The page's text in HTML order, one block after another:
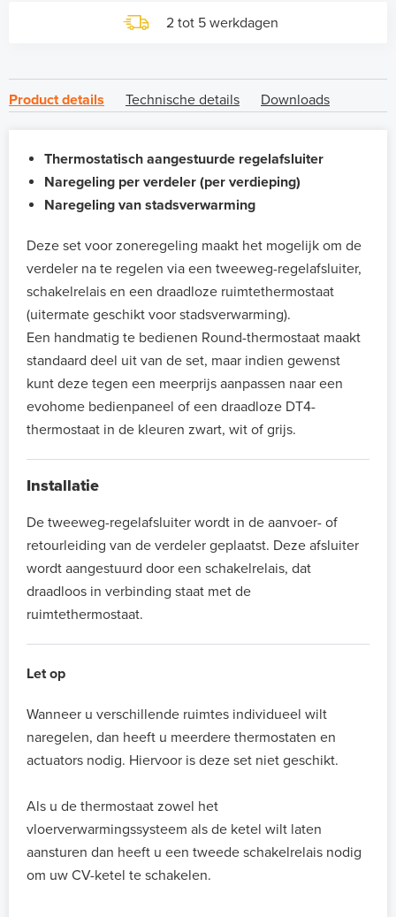
2 tot 5 werkdagen
Product details Technische details Downloads
Thermostatisch aangestuurde regelafsluiter
Naregeling per verdeler (per verdieping)
Naregeling van stadsverwarming
Deze set voor zoneregeling maakt het mogelijk om de
verdeler na te regelen via een tweeweg-regelafsluiter,
schakelrelais en een draadloze ruimtethermostaat
(uitermate geschikt voor stadsverwarming).
Een handmatig te bedienen Round-thermostaat maakt
standaard deel uit van de set, maar indien gewenst
kunt deze tegen een meerprijs aanpassen naar een
evohome bedienpaneel of een draadloze DT4-
thermostaat in de kleuren zwart, wit of grijs.
Installatie
De tweeweg-regelafsluiter wordt in de aanvoer- of
retourleiding van de verdeler geplaatst. Deze afsluiter
wordt aangestuurd door een schakelrelais, dat
draadloos in verbinding staat met de
ruimtethermostaat.
Let op
Wanneer u verschillende ruimtes individueel wilt
naregelen, dan heeft u meerdere thermostaten en
actuators nodig. Hiervoor is deze set niet geschikt.
Als u de thermostaat zowel het
vloerverwarmingssysteem als de ketel wilt laten
aansturen dan heeft u een tweede schakelrelais nodig
om uw CV-ketel te schakelen.